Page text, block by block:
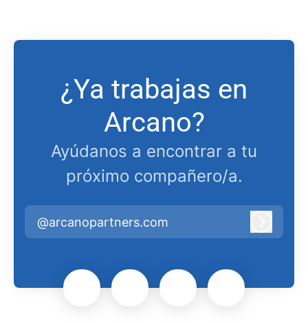
¿Ya trabajas en
Arcano?
Ayúdanos a encontrar a tu
próximo compañero/a.
@arcanopartners.com